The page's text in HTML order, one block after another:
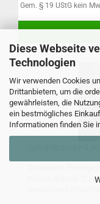
Diese Webseite
Technologien
Wir verwenden Cookies
Drittanbietern, um die
gewährleisten, die
ein bestmögliches
Informationen finden Sie
Gem. § 19 UStG kein
Spindelboecke
Plastik Röhren.